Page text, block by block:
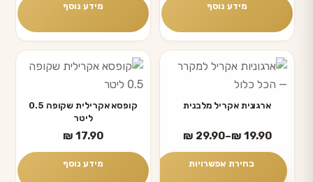
מידע נוסף מידע נוסף
ארגונית אקריל מלבנית
₪ 19.90
–
₪ 29.90
טווח
מחירים:
בחירת אפשרויות
למוצר
זה
סוגים.
ניתן
לבחור
קופסא אקרילית שקופה 0.5
ליטר
₪ 17.90
מידע נוסף